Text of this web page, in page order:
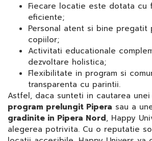
Fiecare locatie este dotata cu
eficiente;
Personal atent si bine pregatit
copiilor;
Activitati educationale
dezvoltare holistica;
Flexibilitate in program si
transparenta cu parintii.
Astfel, daca sunteti in cautarea unei
program prelungit Pipera sau a
gradinite in Pipera Nord, Happy
alegerea potrivita. Cu o reputatie